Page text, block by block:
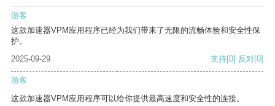
游客
这款加速器VPM应用程序已经为我们带来了无限的流畅体验和安全性保
护。
2025-09-29
支持[0] 反对[0]
游客
这款加速器VPM应用程序可以给你提供最高速度和安全性的连接。